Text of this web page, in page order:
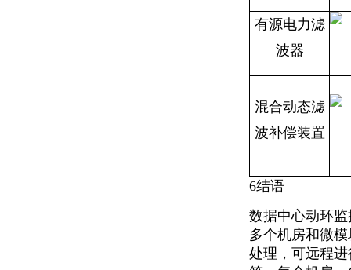
有源电力滤
波器
混合动态滤
波补偿装置
6结语
数据中心动环
多个机房和微
处理，可远程